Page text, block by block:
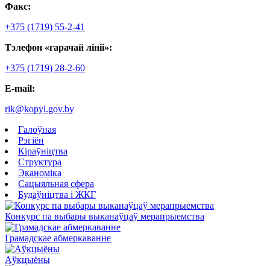
Факс:
+375 (1719) 55-2-41
Тэлефон «гарачай лініі»:
+375 (1719) 28-2-60
E-mail:
rik@kopyl.gov.by
Галоўная
Рэгіён
Кіраўніцтва
Структура
Эканоміка
Сацыяльная сфера
Будаўніцтва і ЖКГ
Конкурс па выбары выканаўцаў мерапрыемства
Грамадскае абмеркаванне
Аўкцыёны